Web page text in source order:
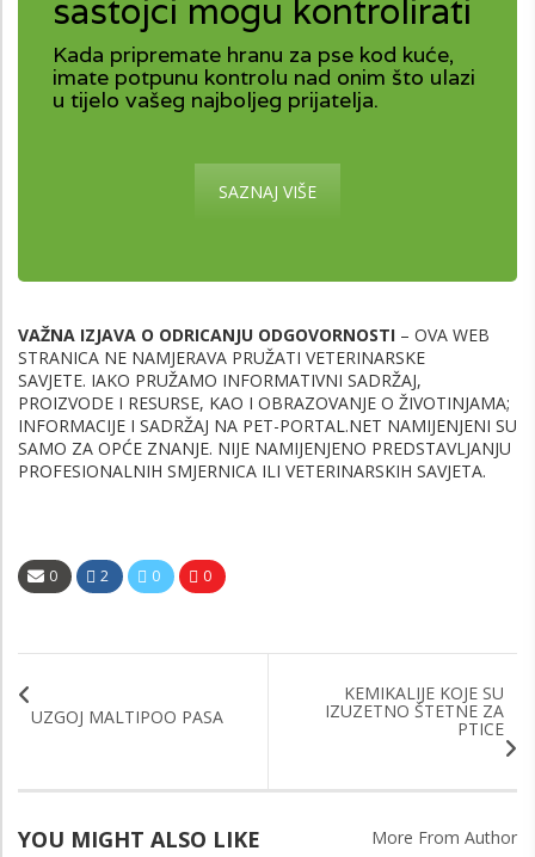
sastojci mogu kontrolirati
Kada pripremate hranu za pse kod kuće,
imate potpunu kontrolu nad onim što ulazi
u tijelo vašeg najboljeg prijatelja.
SAZNAJ VIŠE
VAŽNA IZJAVA O ODRICANJU ODGOVORNOSTI – OVA WEB
STRANICA NE NAMJERAVA PRUŽATI VETERINARSKE
SAVJETE. IAKO PRUŽAMO INFORMATIVNI SADRŽAJ,
PROIZVODE I RESURSE, KAO I OBRAZOVANJE O ŽIVOTINJAMA;
INFORMACIJE I SADRŽAJ NA PET-PORTAL.NET NAMIJENJENI SU
SAMO ZA OPĆE ZNANJE. NIJE NAMIJENJENO PREDSTAVLJANJU
PROFESIONALNIH SMJERNICA ILI VETERINARSKIH SAVJETA.
0 2 0 0
UZGOJ MALTIPOO PASA
KEMIKALIJE KOJE SU
IZUZETNO ŠTETNE ZA
PTICE
YOU MIGHT ALSO LIKE More From Author